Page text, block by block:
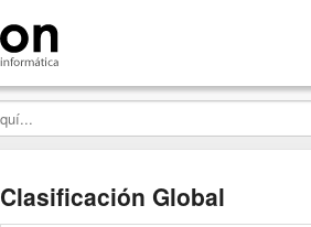
Clasificación Global